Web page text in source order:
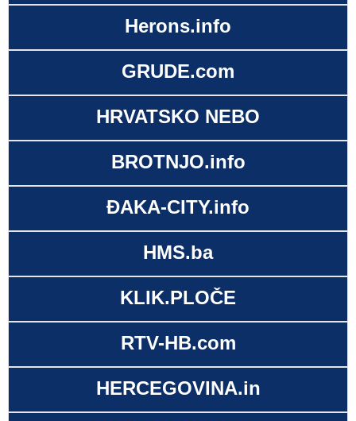
Herons.info
GRUDE.com
HRVATSKO NEBO
BROTNJO.info
ĐAKA-CITY.info
HMS.ba
KLIK.PLOČE
RTV-HB.com
HERCEGOVINA.in